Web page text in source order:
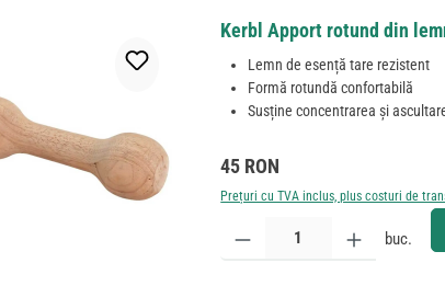
Kerbl Apport rotund din
Lemn de esență tare rezistent
Formă rotundă confortabilă
Susține concentrarea și
Preț obișnuit:
45 RON
Prețuri cu TVA inclus, plus costuri de
Cantitate produs: Introduceți
buc.